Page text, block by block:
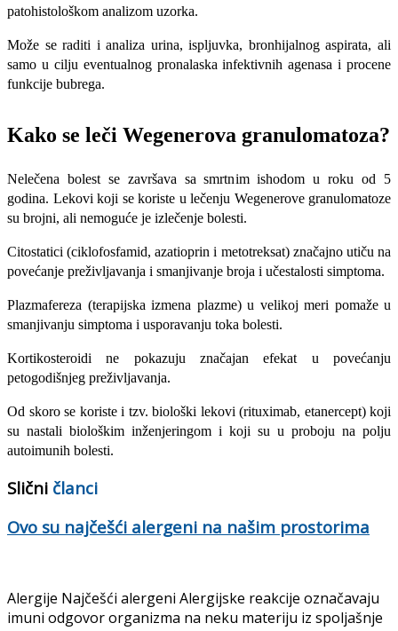
patohistološkom analizom uzorka.
Može se raditi i analiza urina, ispljuvka, bronhijalnog aspirata, ali
samo u cilju eventualnog pronalaska infektivnih agenasa i procene
funkcije bubrega.
Kako se leči Wegenerova granulomatoza?
Nelečena bolest se završava sa smrtnim ishodom u roku od 5
godina. Lekovi koji se koriste u lečenju Wegenerove granulomatoze
su brojni, ali nemoguće je izlečenje bolesti.
Citostatici (ciklofosfamid, azatioprin i metotreksat) značajno utiču na
povećanje preživljavanja i smanjivanje broja i učestalosti simptoma.
Plazmafereza (terapijska izmena plazme) u velikoj meri pomaže u
smanjivanju simptoma i usporavanju toka bolesti.
Kortikosteroidi ne pokazuju značajan efekat u povećanju
petogodišnjeg preživljavanja.
Od skoro se koriste i tzv. biološki lekovi (rituximab, etanercept) koji
su nastali biološkim inženjeringom i koji su u proboju na polju
autoimunih bolesti.
Slični članci
Ovo su najčešći alergeni na našim prostorima
Alergije Najčešći alergeni Alergijske reakcije označavaju
imuni odgovor organizma na neku materiju iz spoljašnje